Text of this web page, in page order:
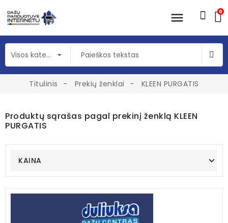
0
Titulinis Prekių ženklai KLEEN PURGATIS
KAINA
Produktų sąrašas pagal prekinį ženklą KLEEN
PURGATIS